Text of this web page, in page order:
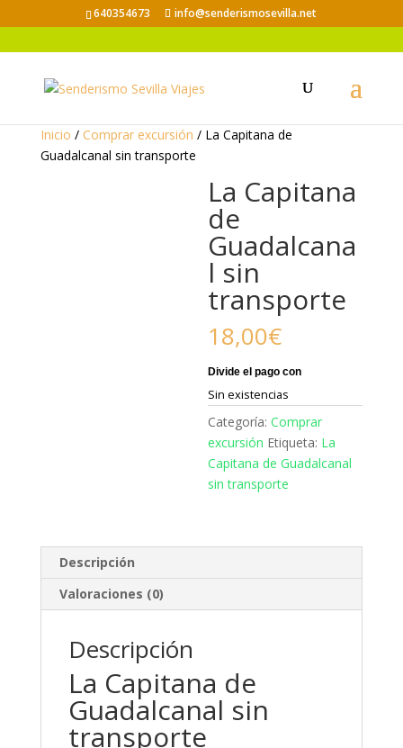
640354673 info@senderismosevilla.net
Inicio / Comprar excursión / La Capitana de
Guadalcanal sin transporte
La Capitana
de
Guadalcana
l sin
transporte
18,00€
Sin existencias
Categoría:Comprar
excursión Etiqueta: La
Capitana de Guadalcanal
sin transporte
Descripción
Valoraciones (0)
Descripción
La Capitana de
Guadalcanal sin
transporte